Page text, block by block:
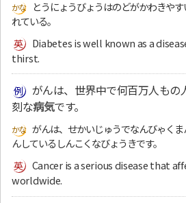
とうにょうびょうはのどがかわきや
れている。
Diabetes is well known as a
thirst.
がんは、世界中で何百万人もの
刻な病気です。
がんは、せかいじゅうでなんびゃく
んしているしんこくなびょうきです。
Cancer is a serious disease that
worldwide.